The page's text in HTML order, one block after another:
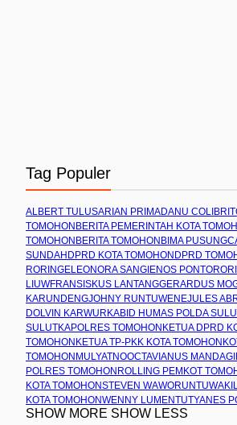
Tag Populer
ALBERT TULUSARIAN PRIMADANU
TOMOHON BERITA PEMERINTAH KOTA
TOMOHON BERITA TOMOHON BIMA PUSUNG
SUNDAH DPRD KOTA TOMOHON DPRD
RORINGELEONORA SANGI ENOS
LIUWFRANSISKUS LANTANGGERARDUS
KARUNDENGJOHNY RUNTUWENEJULES
DOLVIN KARWUR KABID HUMAS POLDA
SULUTKAPOLRES TOMOHON KETUA DPRD
TOMOHON KETUA TP-PKK KOTA TOMOHON
TOMOHON MULYATNOOCTAVIANUS MANDAGI
POLRES TOMOHON ROLLING PEMKOT
KOTA TOMOHONSTEVEN WAWORUNTU
KOTA TOMOHONWENNY LUMENTUTYANES
SHOW MORE SHOW LESS